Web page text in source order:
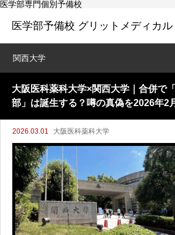
医学部専門個別予備校
医学部予備校 グリットメディカル
関西大学
大阪医科薬科大学×関西大学｜合併で
部」は誕生する？噂の真偽を2026年2
2026.03.01 大阪医科薬科大学